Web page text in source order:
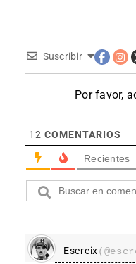
Suscribir
Por favor,
12 COMENTARIOS
Recientes
Escreix